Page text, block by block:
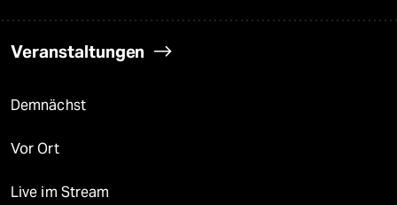
Veranstaltungen
Demnächst
Vor Ort
Live im Stream